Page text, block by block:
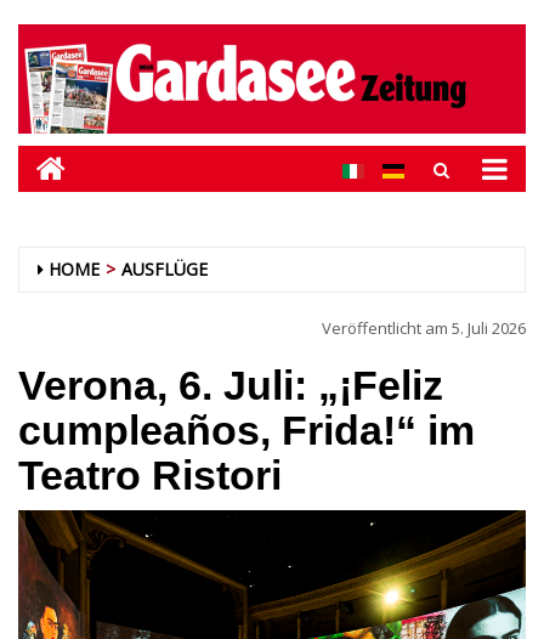
HOME AUSFLÜGE
Veröffentlicht am 5. Juli 2026
Verona, 6. Juli: „¡Feliz
cumpleaños, Frida!“ im
Teatro Ristori